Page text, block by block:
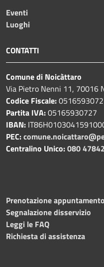
Eventi
Luoghi
CONTATTI
Comune di Noicàttaro
Via Pietro Nenni 11, 70016
Codice Fiscale:
Partita IVA:05165930727
IBAN:
PEC:
Centralino Unico:080
Prenotazione appuntamento
Segnalazione disservizio
Leggi le FAQ
Richiesta di assistenza